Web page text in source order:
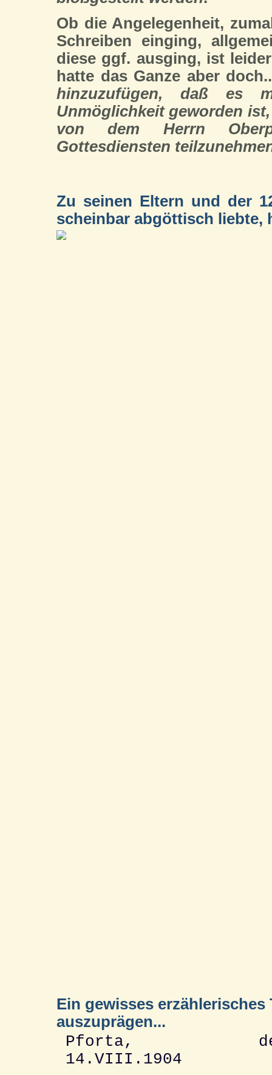
Ob die Angelegenheit,
Schreiben einging,
diese ggf. ausging, ist
hatte das Ganze aber
hinzuzufügen, daß es
Unmöglichkeit geworden
von dem Herrn
Gottesdiensten
Zu seinen Eltern und der
scheinbar abgöttisch liebte,
Ein gewisses
auszuprägen...
Pforta,
14.VIII.1904